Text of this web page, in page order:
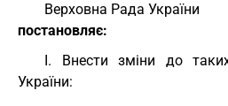
Верховна Рада України
постановляє:
I. Внести зміни до
України: